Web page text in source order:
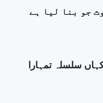
جو بنا لیا ہے
سلسلہ تمہارا